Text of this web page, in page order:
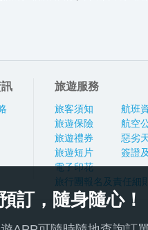
旅遊服務
旅客須知
旅遊保險
旅遊禮券
旅遊短片
電子印花
航班
航空
惡劣
簽證
旅行團報名及責任細則
訂，隨身隨心！